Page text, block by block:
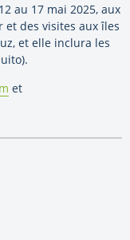
au 17 mai 2025, aux
et des visites aux îles
et elle inclura les
et